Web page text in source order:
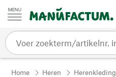
Passer au contenu
Home Heren Herenkleding